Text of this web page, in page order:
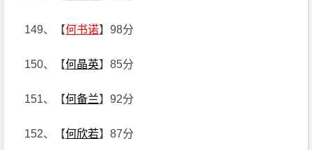
149、【何书诺】98分
150、【何晶英】85分
151、【何备兰】92分
152、【何欣若】87分